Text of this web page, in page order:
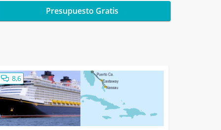
Presupuesto Gratis
8,6